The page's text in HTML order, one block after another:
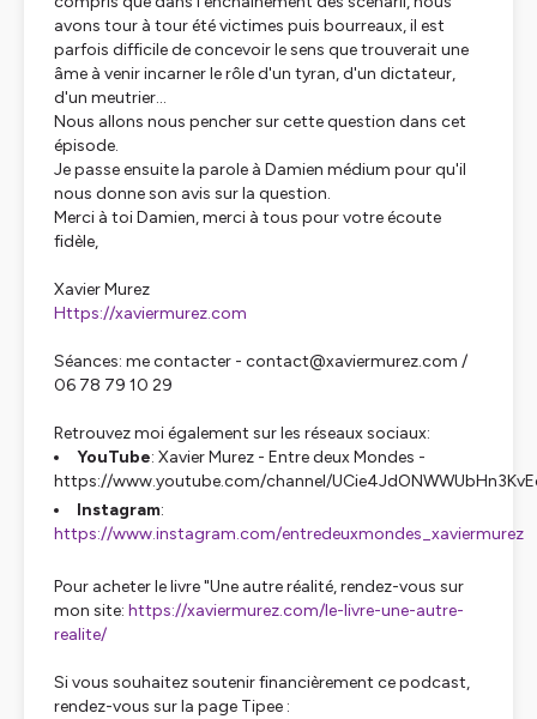
avons tour à tour été victimes puis bourreaux, il est
parfois difficile de concevoir le sens que trouverait une
âme à venir incarner le rôle d'un tyran, d'un dictateur,
d'un meutrier...
Nous allons nous pencher sur cette question dans cet
épisode.
Je passe ensuite la parole à Damien médium pour qu'il
nous donne son avis sur la question.
Merci à toi Damien, merci à tous pour votre écoute
fidèle,
Xavier Murez
Https://xaviermurez.com
Séances: me contacter - contact@xaviermurez.com /
06 78 79 10 29
Retrouvez moi également sur les réseaux sociaux:
YouTube: Xavier Murez - Entre deux Mondes -
https://www.youtube.com/channel/
Instagram:
https://www.instagram.com/entredeuxmondes_xaviermurez
Pour acheter le livre "Une autre réalité, rendez-vous sur
mon site: https://xaviermurez.com/le-livre-une-autre-
realite/
Si vous souhaitez soutenir financièrement ce podcast,
rendez-vous sur la page Tipee :